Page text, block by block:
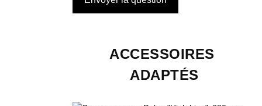
ACCESSOIRES
ADAPTÉS